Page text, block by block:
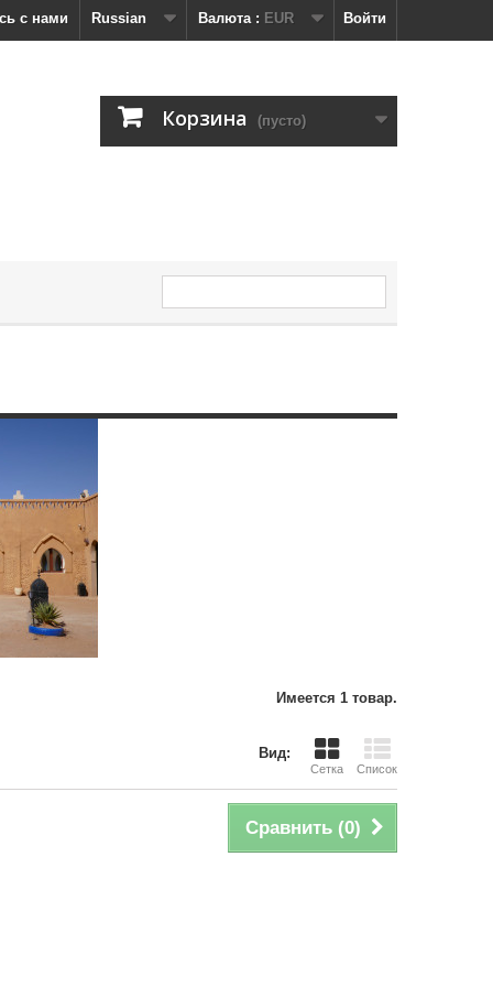
Войти
Валюта : EUR
Russian
с нами
Корзина (пусто)
Имеется 1 товар.
Вид:
Сетка Список
Сравнить (0)